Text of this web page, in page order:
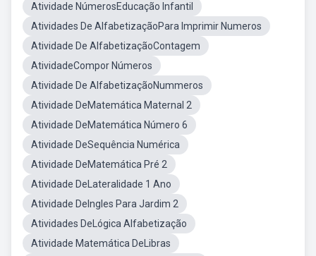
Atividade NúmerosEducação Infantil
Atividades De AlfabetizaçãoPara Imprimir Numeros
Atividade De AlfabetizaçãoContagem
AtividadeCompor Números
Atividade De AlfabetizaçãoNummeros
Atividade DeMatemática Maternal 2
Atividade DeMatemática Número 6
Atividade DeSequência Numérica
Atividade DeMatemática Pré 2
Atividade DeLateralidade 1 Ano
Atividade DeIngles Para Jardim 2
Atividades DeLógica Alfabetização
Atividade Matemática DeLibras